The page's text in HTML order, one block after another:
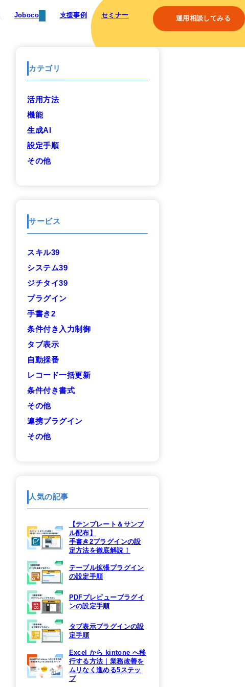
Joboco 支援事例 セミナー 運用相談してみる
カテゴリ
活用方法
機能
生成AI
設定手順
その他
サービス
スキル39
システム39
ジチタイ39
プラグイン
手書き2
条件付き入力制御
タブ表示
自動採番
レコード一括更新
条件付き書式
その他
連携プラグイン
その他
人気の記事
【テンプレート＆サンプ
ル配布】
手書き2プラグインの設
定方法を徹底解説！
テーブル拡張プラグイン
の設定手順
PDFプレビュープラグイ
ンの設定手順
タブ表示プラグインの設
定手順
Excel から kintone へ移
行する方法｜業務改善を
ムリなく進める5ステッ
プ